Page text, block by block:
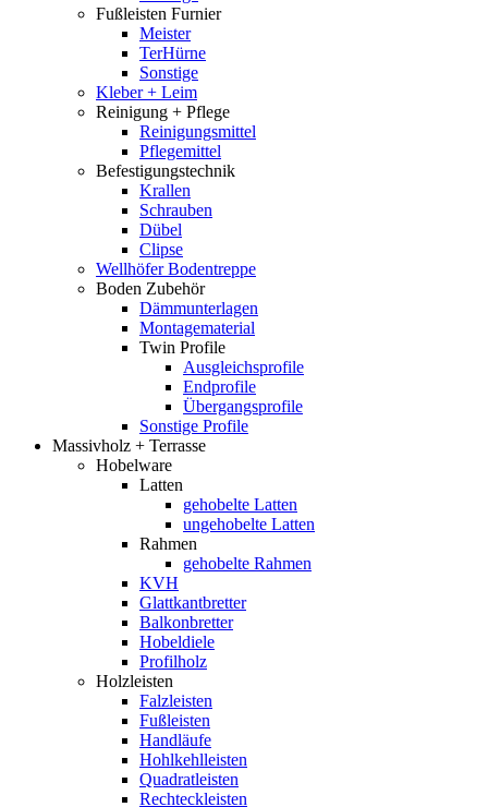
Fußleisten Furnier
Meister
TerHürne
Sonstige
Kleber + Leim
Reinigung + Pflege
Reinigungsmittel
Pflegemittel
Befestigungstechnik
Krallen
Schrauben
Dübel
Clipse
Wellhöfer Bodentreppe
Boden Zubehör
Dämmunterlagen
Montagematerial
Twin Profile
Ausgleichsprofile
Endprofile
Übergangsprofile
Sonstige Profile
Massivholz + Terrasse
Hobelware
Latten
gehobelte Latten
ungehobelte Latten
Rahmen
gehobelte Rahmen
KVH
Glattkantbretter
Balkonbretter
Hobeldiele
Profilholz
Holzleisten
Falzleisten
Fußleisten
Handläufe
Hohlkehlleisten
Quadratleisten
Rechteckleisten